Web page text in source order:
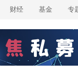
财经 基金 专